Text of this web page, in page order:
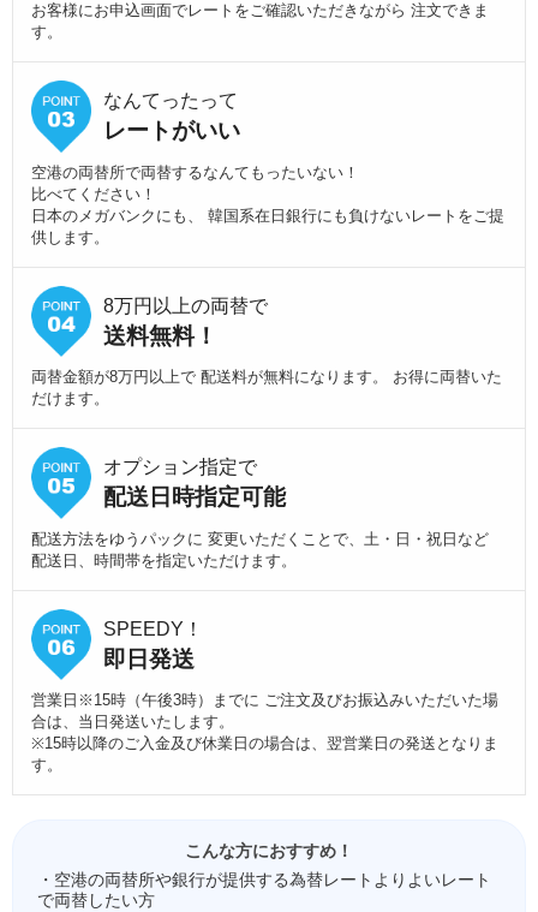
お客様にお申込画面でレートをご確認いただきながら 注文できま
す。
なんてったって
レートがいい
空港の両替所で両替するなんてもったいない！
比べてください！
日本のメガバンクにも、 韓国系在日銀行にも負けないレートをご提
供します。
8万円以上の両替で
送料無料！
両替金額が8万円以上で 配送料が無料になります。 お得に両替いた
だけます。
オプション指定で
配送日時指定可能
配送方法をゆうパックに 変更いただくことで、土・日・祝日など
配送日、時間帯を指定いただけます。
SPEEDY！
即日発送
営業日※15時（午後3時）までに ご注文及びお振込みいただいた場
合は、当日発送いたします。
※15時以降のご入金及び休業日の場合は、翌営業日の発送となりま
す。
こんな方におすすめ！
・空港の両替所や銀行が提供する為替レートよりよいレート
で両替したい方